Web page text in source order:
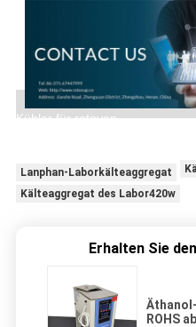
Kühler für rotovap
Lanphan-Laborkälteaggregat
Kälteaggregat des Labor420w
Erhalten Sie
ROHS